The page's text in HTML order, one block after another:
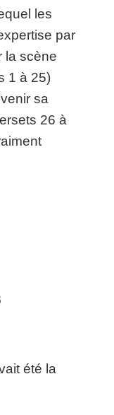
les
par
la scène
1 à 25)
sa
26 à
été la